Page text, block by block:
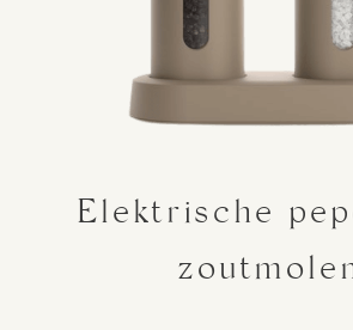
Elektrische